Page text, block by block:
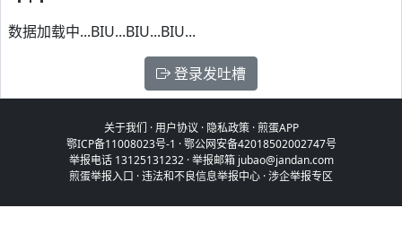
数据加载中...BIU...BIU...BIU...
登录发吐槽
关于我们 ·用户协议 · 隐私政策·煎蛋APP
鄂ICP备11008023号-1 ·鄂公网安备42018502002747号
举报电话 13125131232 · 举报邮箱 jubao@jandan.com
煎蛋举报入口 ·违法和不良信息举报中心 ·涉企举报专区